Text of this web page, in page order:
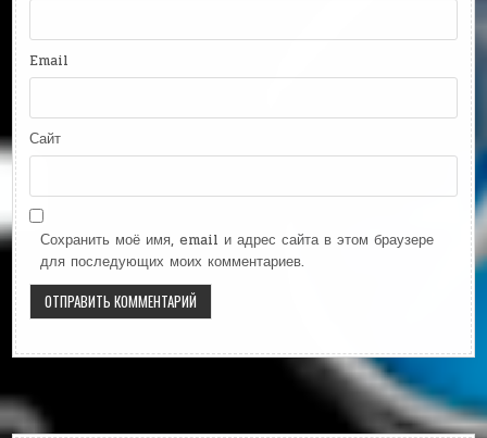
Email
Сайт
Сохранить моё имя, email и адрес сайта в этом браузере
для последующих моих комментариев.